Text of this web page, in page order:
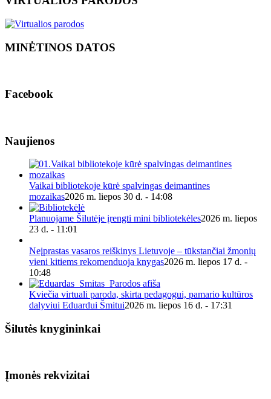
MINĖTINOS DATOS
Facebook
Naujienos
Vaikai bibliotekoje kūrė spalvingas deimantines
mozaikas2026 m. liepos 30 d. - 14:08
Planuojame Šilutėje įrengti mini bibliotekėles2026 m. liepos
23 d. - 11:01
Neįprastas vasaros reiškinys Lietuvoje – tūkstančiai žmonių
vieni kitiems rekomenduoja knygas2026 m. liepos 17 d. -
10:48
Kviečia virtuali paroda, skirta pedagogui, pamario kultūros
dalyviui Eduardui Šmitui2026 m. liepos 16 d. - 17:31
Šilutės knygininkai
Įmonės rekvizitai